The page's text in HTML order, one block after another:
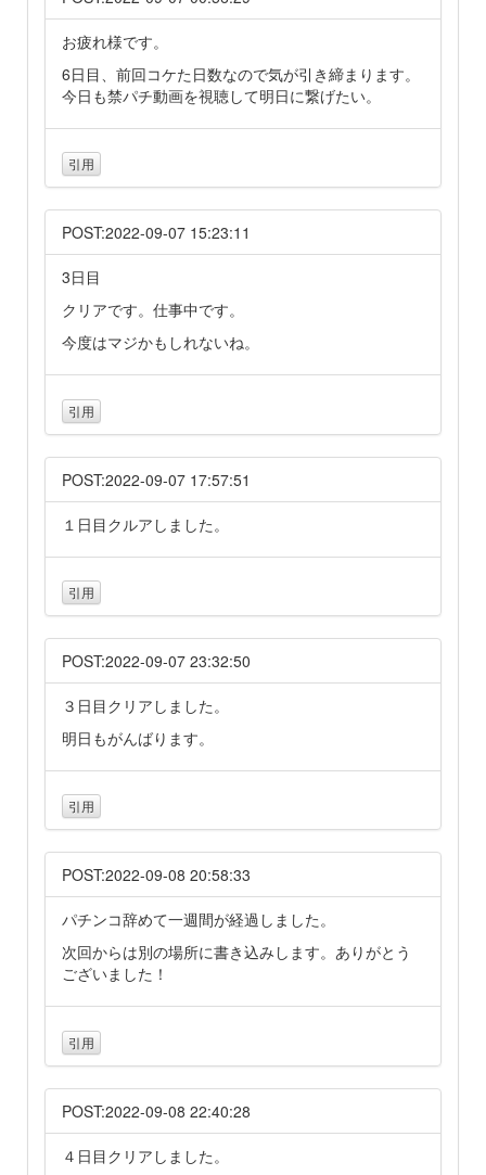
お疲れ様です。
6日目、前回コケた日数なので気が引き締まります。
今日も禁パチ動画を視聴して明日に繋げたい。
引用
POST:2022-09-07 15:23:11
3日目
クリアです。仕事中です。
今度はマジかもしれないね。
引用
POST:2022-09-07 17:57:51
１日目クルアしました。
引用
POST:2022-09-07 23:32:50
３日目クリアしました。
明日もがんばります。
引用
POST:2022-09-08 20:58:33
パチンコ辞めて一週間が経過しました。
次回からは別の場所に書き込みします。ありがとう
ございました！
引用
POST:2022-09-08 22:40:28
４日目クリアしました。